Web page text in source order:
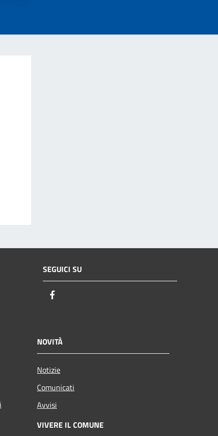
SEGUICI SU
NOVITÀ
Notizie
Comunicati
Avvisi
VIVERE IL COMUNE